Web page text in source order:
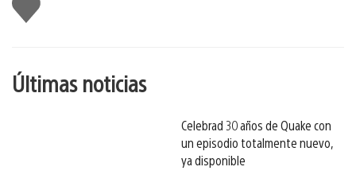
gusta
esto
Últimas noticias
Celebrad 30 años de Quake con
un episodio totalmente nuevo,
ya disponible